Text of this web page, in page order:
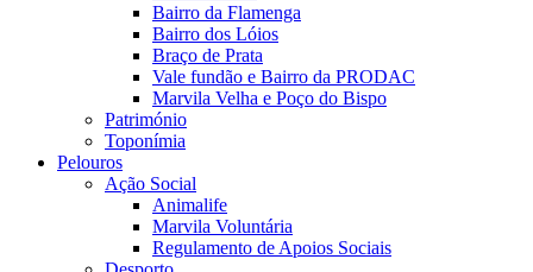
Bairro da Flamenga
Bairro dos Lóios
Braço de Prata
Vale fundão e Bairro da PRODAC
Marvila Velha e Poço do Bispo
Património
Toponímia
Pelouros
Ação Social
Animalife
Marvila Voluntária
Regulamento de Apoios Sociais